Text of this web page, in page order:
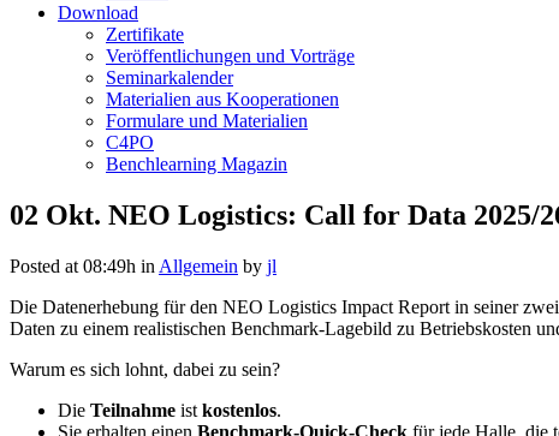
Download
Zertifikate
Veröffentlichungen und Vorträge
Seminarkalender
Materialien aus Kooperationen
Formulare und Materialien
C4PO
Benchlearning Magazin
02 Okt. NEO Logistics: Call for Data 2025/
Posted at 08:49h in Allgemein by jl
­Die Datenerhebung für den NEO Logistics Impact Report in seiner
Daten zu einem realistischen Benchmark-Lagebild zu Betriebskosten
Warum es sich lohnt, dabei zu sein?
Die Teilnahme ist kostenlos.
Sie erhalten einen Benchmark-Quick-Check für jede Halle, die